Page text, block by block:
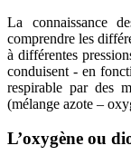
La connaissance
comprendre les
à différentes
conduisent - en
respirable par des
(mélange azote –
L’oxygène ou